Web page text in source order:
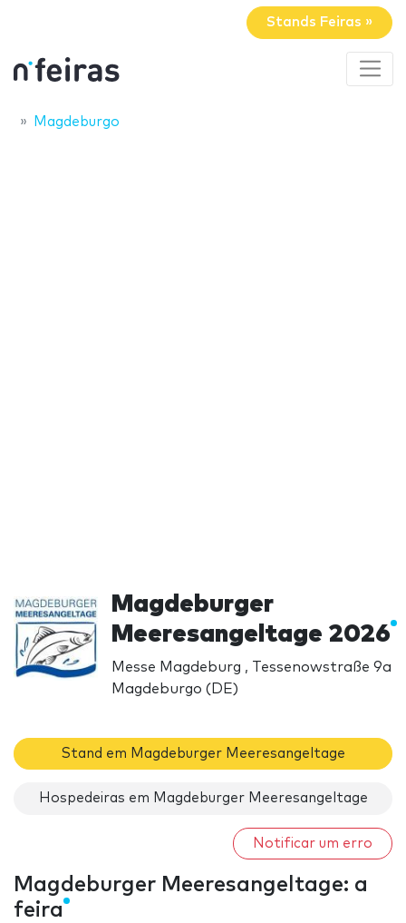
Stands Feiras »
Magdeburgo
Magdeburger
Meeresangeltage 2026
Messe Magdeburg , Tessenowstraße 9a
Magdeburgo (DE)
Stand em Magdeburger Meeresangeltage
Hospedeiras em Magdeburger Meeresangeltage
Notificar um erro
Magdeburger Meeresangeltage: a
feira